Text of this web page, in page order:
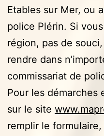
Etables sur Mer, ou
police Plérin. Si
région, pas de
rendre dans
commissariat de
Pour les démarches
sur le site
remplir le